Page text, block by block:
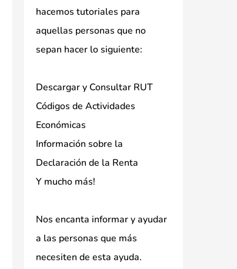
hacemos tutoriales para
aquellas personas que no
sepan hacer lo siguiente:
Descargar y Consultar RUT
Códigos de Actividades
Económicas
Información sobre la
Declaración de la Renta
Y mucho más!
Nos encanta informar y ayudar
a las personas que más
necesiten de esta ayuda.